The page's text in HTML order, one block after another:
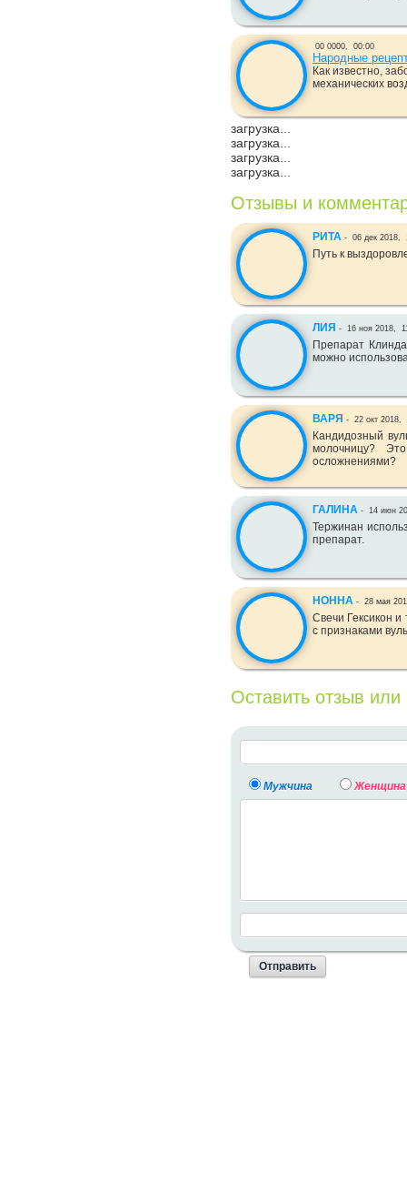
00 0000, 00:00
Народные
Как известно,
механических
загрузка...
загрузка...
загрузка...
загрузка...
Отзывы и
РИТА - 06 дек 2018,
Путь к
ЛИЯ - 16 ноя 2018,
Препарат
можно
ВАРЯ - 22 окт 2018,
Кандидозный
молочницу?
осложнениями?
ГАЛИНА - 14 июн
Тержинан
препарат.
НОННА - 28 мая
Свечи Гексикон
с признаками
Оставить отзыв
Мужчина Женщина